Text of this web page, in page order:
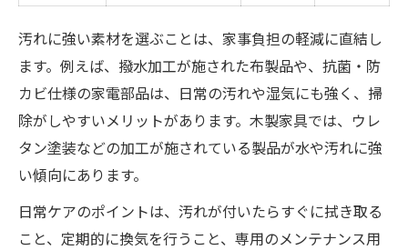
汚れに強い素材を選ぶことは、家事負担の軽減に直結し
ます。例えば、撥水加工が施された布製品や、抗菌・防
カビ仕様の家電部品は、日常の汚れや湿気にも強く、掃
除がしやすいメリットがあります。木製家具では、ウレ
タン塗装などの加工が施されている製品が水や汚れに強
い傾向にあります。
日常ケアのポイントは、汚れが付いたらすぐに拭き取る
こと、定期的に換気を行うこと、専用のメンテナンス用